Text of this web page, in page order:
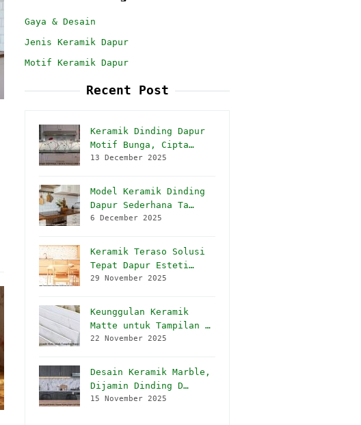
Gaya & Desain
Jenis Keramik Dapur
Motif Keramik Dapur
Recent Post
Keramik Dinding Dapur
Motif Bunga, Cipta…
13 December 2025
Model Keramik Dinding
Dapur Sederhana Ta…
6 December 2025
Keramik Teraso Solusi
Tepat Dapur Esteti…
29 November 2025
Keunggulan Keramik
Matte untuk Tampilan …
22 November 2025
Desain Keramik Marble,
Dijamin Dinding D…
15 November 2025